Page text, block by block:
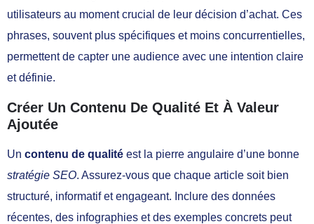
utilisateurs au moment crucial de leur décision d’achat. Ces
phrases, souvent plus spécifiques et moins concurrentielles,
permettent de capter une audience avec une intention claire
et définie.
Créer Un Contenu De Qualité Et À Valeur
Ajoutée
Un contenu de qualité est la pierre angulaire d’une bonne
stratégie SEO. Assurez-vous que chaque article soit bien
structuré, informatif et engageant. Inclure des données
récentes, des infographies et des exemples concrets peut